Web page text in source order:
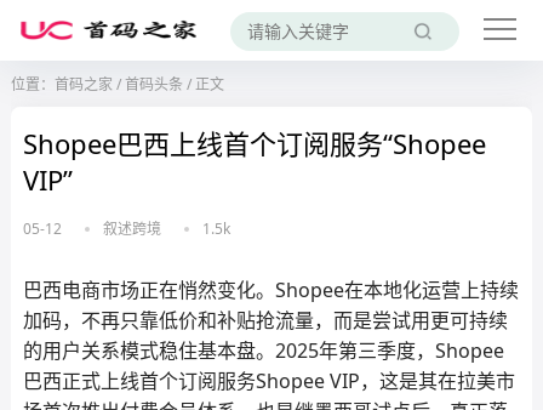
位置： 首码之家 /首码头条 /正文
Shopee巴西上线首个订阅服务“Shopee
VIP”
05-12 叙述跨境 1.5k
巴西电商市场正在悄然变化。Shopee在本地化运营上持续
加码，不再只靠低价和补贴抢流量，而是尝试用更可持续
的用户关系模式稳住基本盘。2025年第三季度，Shopee
巴西正式上线首个订阅服务Shopee VIP，这是其在拉美市